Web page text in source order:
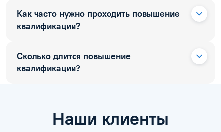
Как часто нужно проходить повышение
квалификации?
Сколько длится повышение
квалификации?
Наши клиенты